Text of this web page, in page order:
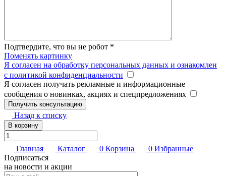
Подтвердите, что вы не робот *
Поменять картинку
Я согласен на обработку персональных данных и ознакомлен
с политикой конфиденциальности
Я согласен получать рекламные и информационные
сообщения о новинках, акциях и спецпредложениях
Назад к списку
В корзину
Главная Каталог 0 Корзина 0 Избранные
Подписаться
на новости и акции